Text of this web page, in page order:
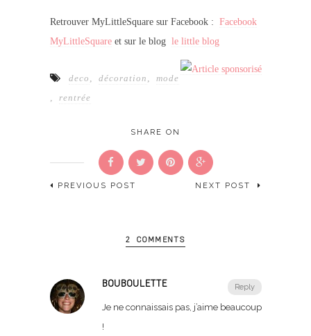
Retrouver MyLittleSquare sur Facebook : Facebook
MyLittleSquareet sur le blog le little blog
deco décoration
mode
rentrée
SHARE ON
PREVIOUS POST NEXT POST
2 COMMENTS
Reply
BOUBOULETTE
Je ne connaissais pas, j’aime beaucoup
!